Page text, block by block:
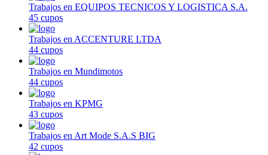
Trabajos en EQUIPOS TECNICOS Y LOGISTICA S.A.
45 cupos
Trabajos en ACCENTURE LTDA
44 cupos
Trabajos en Mundimotos
44 cupos
Trabajos en KPMG
43 cupos
Trabajos en Art Mode S.A.S BIG
42 cupos